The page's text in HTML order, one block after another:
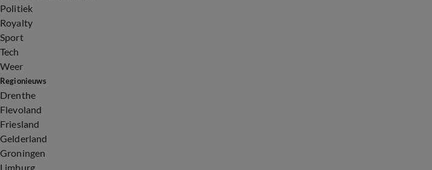
Politiek
Royalty
Sport
Tech
Weer
Regionieuws
Drenthe
Flevoland
Friesland
Gelderland
Groningen
Limburg